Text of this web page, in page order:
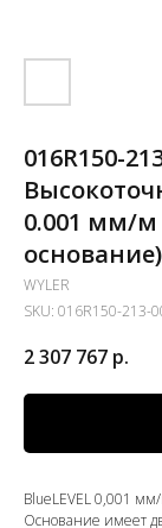
016R150-
0.001 мм/м
основание)
WYLER
SKU: 016R150-213-
2 307 767 р.
BlueLEVEL 0,001
Основание имеет